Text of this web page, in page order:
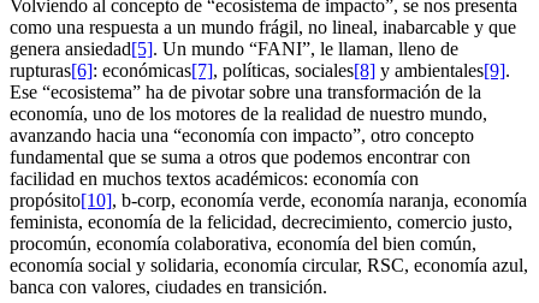
Volviendo al concepto de “ecosistema de impacto”, se nos presenta
como una respuesta a un mundo frágil, no lineal, inabarcable y que
genera ansiedad[5]. Un mundo “FANI”, le llaman, lleno de
rupturas[6]: económicas[7], políticas, sociales[8] y ambientales[9].
Ese “ecosistema” ha de pivotar sobre una transformación de la
economía, uno de los motores de la realidad de nuestro mundo,
avanzando hacia una “economía con impacto”, otro concepto
fundamental que se suma a otros que podemos encontrar con
facilidad en muchos textos académicos: economía con
propósito[10], b-corp, economía verde, economía naranja, economía
feminista, economía de la felicidad, decrecimiento, comercio justo,
procomún, economía colaborativa, economía del bien común,
economía social y solidaria, economía circular, RSC, economía azul,
banca con valores, ciudades en transición.